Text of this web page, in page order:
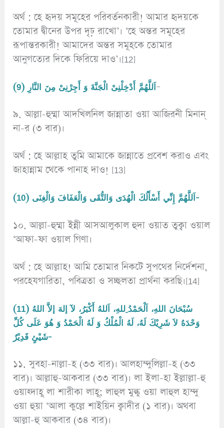
অর্থ : হে হৃদয় সমূহের পরিবর্তনকারী! আমার হৃদয়কে
তোমার দ্বীনের উপর দৃঢ় রাখো’। ‘হে অন্তর সমূহের
রূপান্তরকারী! আমাদের অন্তর সমূহকে তোমার
আনুগত্যের দিকে ফিরিয়ে দাও’।[12]
(9) اَللَّهُمَّ أَدْخِلْنِىْ الْجَنَّةَ وَ أَجِرْنِىْ مِنَ النَّارِ–
৯. আল্লা-হুম্মা আদখিলনিল জান্নাতা ওয়া আজিরনী মিনান্
না-র (৩ বার)।
অর্থ : হে আল্লাহ তুমি আমাকে জান্নাতে প্রবেশ করাও এবং
জাহান্নাম থেকে পানাহ দাও! [13]
(10) اَللَّهُمَّ إِنِّي أَسْأَلُكَ الْهُدَى وَالتُّقَى وَالْعَفَافَ وَالْغِنَى-
১০. আল্লা-হুম্মা ইন্নী আসআলুকাল হুদা ওয়াত তুক্বা ওয়াল
‘আফা-ফা ওয়াল গিণা।
অর্থ : হে আল্লাহ! আমি তোমার নিকটে সুপথের নির্দেশনা,
পরহেযগারিতা, পবিত্রতা ও সচ্ছলতা প্রার্থনা করছি।[14]
(11) سُبْحَانَ اللهِ، اَلْحَمْدُ ِللهِ، اَللهُ أَكْبَرُ، لآ إلهَ إلاَّ اللهُ
وَحْدَهُ لاَ شَرِيْكَ لَهُ، لَهُ الْمُلْكُ وَ لَهُ الْحَمْدُ وَ هُوَ عَلَى كُلِّ
شَيْئٍ قَدِيْرٌ-
১১. সুবহা-নাল্লা-হ (৩৩ বার)। আলহাম্দুলিল্লা-হ (৩৩
বার)। আল্লাহু-আকবার (৩৩ বার)। লা ইলা-হা ইল্লাল্লা-হু
ওয়াহ্দাহূ লা শারীকা লাহূ; লাহুল মুল্কু ওয়া লাহুল হাম্দু
ওয়া হুয়া ‘আলা কুল্লে শাইয়িন ক্বাদীর (১ বার)। অথবা
আল্লা-হু আকবার (৩৪ বার)।